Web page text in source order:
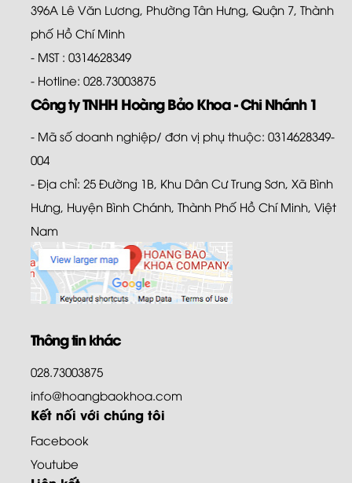
396A Lê Văn Lương, Phường Tân Hưng, Quận 7, Thành
phố Hồ Chí Minh
- MST : 0314628349
- Hotline: 028.73003875
Công ty TNHH Hoàng Bảo Khoa - Chi Nhánh 1
- Mã số doanh nghiệp/ đơn vị phụ thuộc: 0314628349-
004
- Địa chỉ: 25 Đường 1B, Khu Dân Cư Trung Sơn, Xã Bình
Hưng, Huyện Bình Chánh, Thành Phố Hồ Chí Minh, Việt
Nam
Thông tin khác
028.73003875
info@hoangbaokhoa.com
Kết nối với chúng tôi
Facebook
Youtube